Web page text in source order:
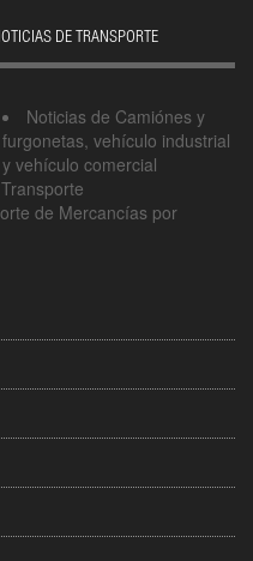
DE TRANSPORTE
Noticias de Camiónes y
furgonetas, vehículo industrial
y vehículo comercial
de Mercancías por